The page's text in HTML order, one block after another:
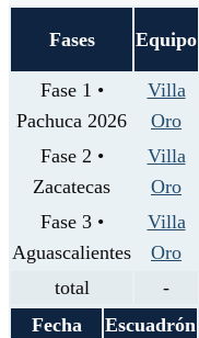
Fases Equipo
Fase 1 •
Pachuca 2026
Villa
Oro
Fase 2 •
Zacatecas
Villa
Oro
Fase 3 •
Aguascalientes
Villa
Oro
total -
Fecha
Escuadrón